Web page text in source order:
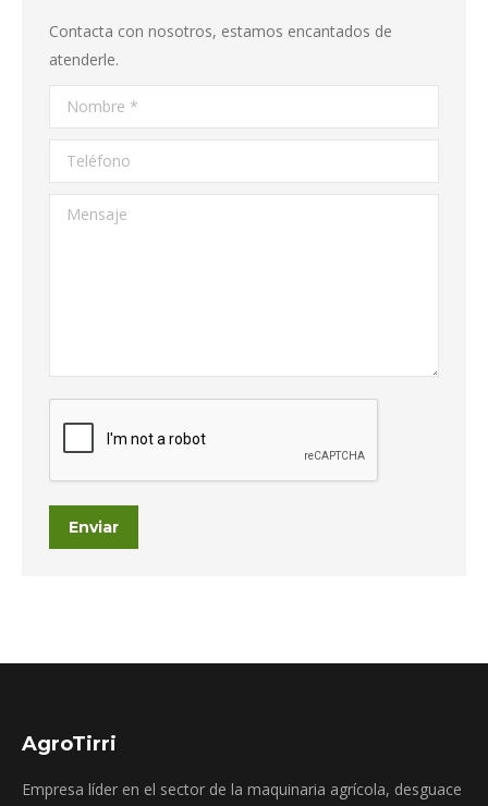
Contacta con nosotros, estamos encantados de
atenderle.
Nombre *
Teléfono
Mensaje
Enviar
AgroTirri
Empresa líder en el sector de la maquinaria agrícola, desguace